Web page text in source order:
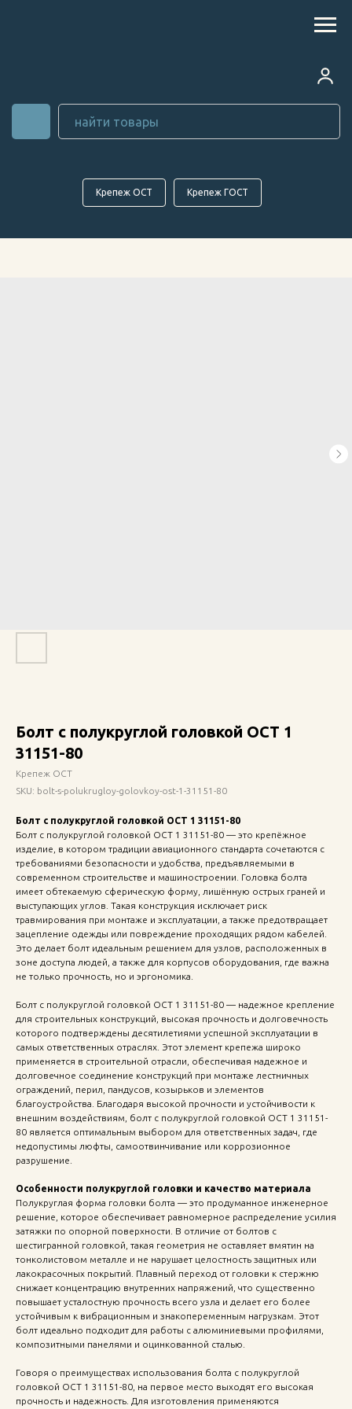
Крепеж ОСТ Крепеж ГОСТ
Болт с полукруглой головкой ОСТ 1
31151-80
Крепеж ОСТ
SKU: bolt-s-polukrugloy-golovkoy-ost-1-31151-80
Болт с полукруглой головкой ОСТ 1 31151-80
Болт с полукруглой головкой ОСТ 1 31151-80 — это крепёжное
изделие, в котором традиции авиационного стандарта сочетаются с
требованиями безопасности и удобства, предъявляемыми в
современном строительстве и машиностроении. Головка болта
имеет обтекаемую сферическую форму, лишённую острых граней и
выступающих углов. Такая конструкция исключает риск
травмирования при монтаже и эксплуатации, а также предотвращает
зацепление одежды или повреждение проходящих рядом кабелей.
Это делает болт идеальным решением для узлов, расположенных в
зоне доступа людей, а также для корпусов оборудования, где важна
не только прочность, но и эргономика.
Болт с полукруглой головкой ОСТ 1 31151-80 — надежное крепление
для строительных конструкций, высокая прочность и долговечность
которого подтверждены десятилетиями успешной эксплуатации в
самых ответственных отраслях. Этот элемент крепежа широко
применяется в строительной отрасли, обеспечивая надежное и
долговечное соединение конструкций при монтаже лестничных
ограждений, перил, пандусов, козырьков и элементов
благоустройства. Благодаря высокой прочности и устойчивости к
внешним воздействиям, болт с полукруглой головкой ОСТ 1 31151-
80 является оптимальным выбором для ответственных задач, где
недопустимы люфты, самоотвинчивание или коррозионное
разрушение.
Особенности полукруглой головки и качество материала
Полукруглая форма головки болта — это продуманное инженерное
решение, которое обеспечивает равномерное распределение усилия
затяжки по опорной поверхности. В отличие от болтов с
шестигранной головкой, такая геометрия не оставляет вмятин на
тонколистовом металле и не нарушает целостность защитных или
лакокрасочных покрытий. Плавный переход от головки к стержню
снижает концентрацию внутренних напряжений, что существенно
повышает усталостную прочность всего узла и делает его более
устойчивым к вибрационным и знакопеременным нагрузкам. Этот
болт идеально подходит для работы с алюминиевыми профилями,
композитными панелями и оцинкованной сталью.
Говоря о преимуществах использования болта с полукруглой
головкой ОСТ 1 31151-80, на первое место выходят его высокая
прочность и надежность. Для изготовления применяются